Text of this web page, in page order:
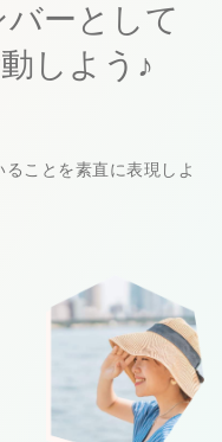
ーとして
しよう♪
ることを素直に表現しよ